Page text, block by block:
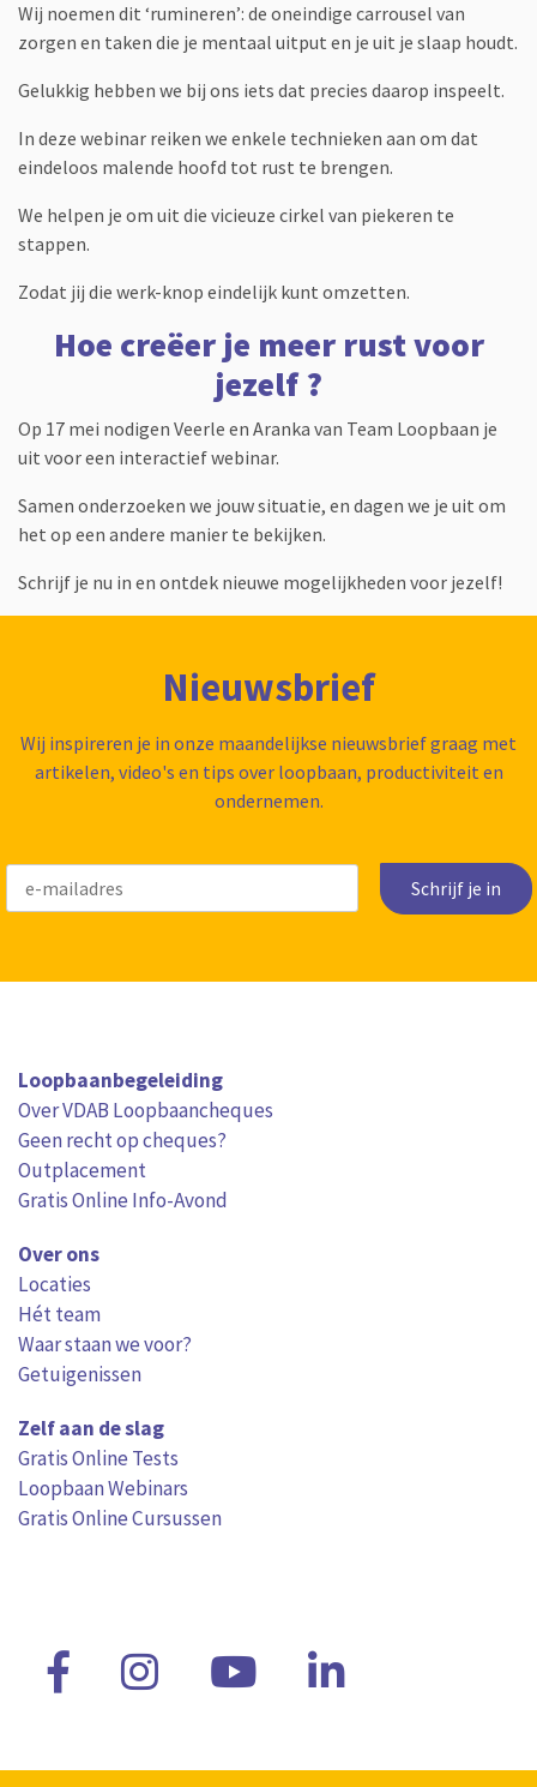
Wij noemen dit ‘rumineren’: de oneindige carrousel van
zorgen en taken die je mentaal uitput en je uit je slaap houdt.
Gelukkig hebben we bij ons iets dat precies daarop inspeelt.
In deze webinar reiken we enkele technieken aan om dat
eindeloos malende hoofd tot rust te brengen.
We helpen je om uit die vicieuze cirkel van piekeren te
stappen.
Zodat jij die werk-knop eindelijk kunt omzetten.
Hoe creëer je meer rust voor
jezelf ?
Op 17 mei nodigen Veerle en Aranka van Team Loopbaan je
uit voor een interactief webinar.
Samen onderzoeken we jouw situatie, en dagen we je uit om
het op een andere manier te bekijken.
Schrijf je nu in en ontdek nieuwe mogelijkheden voor jezelf!
Nieuwsbrief
Wij inspireren je in onze maandelijkse nieuwsbrief graag met
artikelen, video's en tips over loopbaan, productiviteit en
ondernemen.
Schrijf je in
Loopbaanbegeleiding
Over VDAB Loopbaancheques
Geen recht op cheques?
Outplacement
Gratis Online Info-Avond
Over ons
Locaties
Hét team
Waar staan we voor?
Getuigenissen
Zelf aan de slag
Gratis Online Tests
Loopbaan Webinars
Gratis Online Cursussen